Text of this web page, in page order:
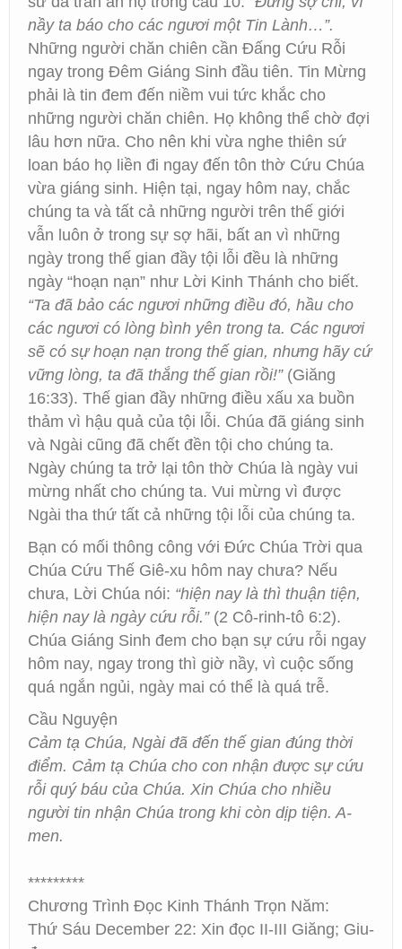
nầy ta báo cho các ngươi một Tin Lành…”.
Những người chăn chiên cần Đấng Cứu Rỗi
ngay trong Đêm Giáng Sinh đầu tiên. Tin Mừng
phải là tin đem đến niềm vui tức khắc cho
những người chăn chiên. Họ không thể chờ đợi
lâu hơn nữa. Cho nên khi vừa nghe thiên sứ
loan báo họ liền đi ngay đến tôn thờ Cứu Chúa
vừa giáng sinh. Hiện tại, ngay hôm nay, chắc
chúng ta và tất cả những người trên thế giới
vẫn luôn ở trong sự sợ hãi, bất an vì những
ngày trong thế gian đầy tội lỗi đều là những
ngày “hoạn nạn” như Lời Kinh Thánh cho biết.
“Ta đã bảo các ngươi những điều đó, hầu cho
các ngươi có lòng bình yên trong ta. Các ngươi
sẽ có sự hoạn nạn trong thế gian, nhưng hãy cứ
vững lòng, ta đã thắng thế gian rồi!”(Giăng
16:33). Thế gian đầy những điều xấu xa buồn
thảm vì hậu quả của tội lỗi. Chúa đã giáng sinh
và Ngài cũng đã chết đền tội cho chúng ta.
Ngày chúng ta trở lại tôn thờ Chúa là ngày vui
mừng nhất cho chúng ta. Vui mừng vì được
Ngài tha thứ tất cả những tội lỗi của chúng ta.
Bạn có mối thông công với Đức Chúa Trời qua
Chúa Cứu Thế Giê-xu hôm nay chưa? Nếu
chưa, Lời Chúa nói: “hiện nay là thì thuận tiện,
hiện nay là ngày cứu rỗi.” (2 Cô-rinh-tô 6:2).
Chúa Giáng Sinh đem cho bạn sự cứu rỗi ngay
hôm nay, ngay trong thì giờ nầy, vì cuộc sống
quá ngắn ngủi, ngày mai có thể là quá trễ.
Cầu Nguyện
Cảm tạ Chúa, Ngài đã đến thế gian đúng thời
điểm. Cảm tạ Chúa cho con nhận được sự cứu
rỗi quý báu của Chúa. Xin Chúa cho nhiều
người tin nhận Chúa trong khi còn dịp tiện. A-
men.
*********
Chương Trình Đọc Kinh Thánh Trọn Năm:
Thứ Sáu December 22: Xin đọc II-III Giăng; Giu-